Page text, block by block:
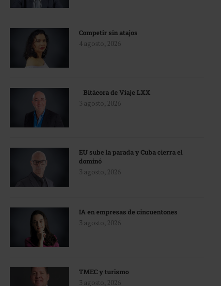
Competir sin atajos
4 agosto, 2026
Bitácora de Viaje LXX
3 agosto, 2026
EU sube la parada y Cuba cierra el
dominó
3 agosto, 2026
IA en empresas de cincuentones
3 agosto, 2026
TMEC y turismo
3 agosto, 2026